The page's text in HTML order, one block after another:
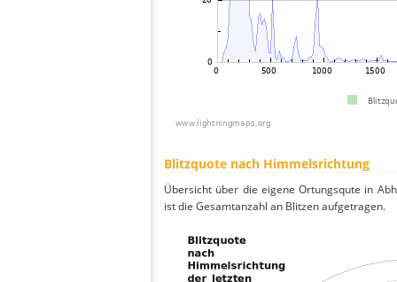
Blitzquote nach Himmelsrichtung
Übersicht über die eigene Ortungsqute in
ist die Gesamtanzahl an Blitzen aufgetragen.